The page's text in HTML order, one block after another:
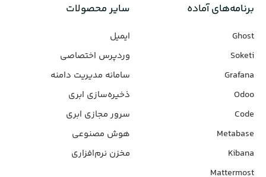
برنامه‌های‌ آماده
Ghost
Soketi
Grafana
Odoo
Code
Metabase
Kibana
Mattermost
سایر محصولات
ایمیل
وردپرس‌ اختصاصی
سامانه مدیریت دامنه
ذخیره‌سازی ابری
سرور مجازی ابری
هوش مصنوعی
مخزن نرم‌افزاری